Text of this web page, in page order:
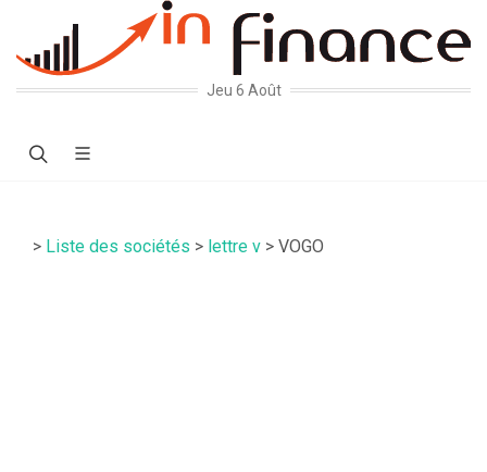
Jeu 6 Août
> Liste des sociétés > lettre v > VOGO